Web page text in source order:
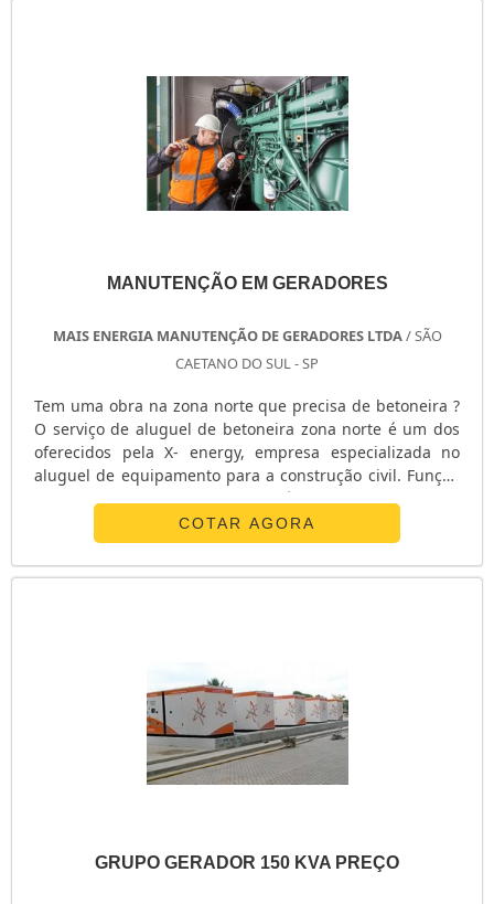
MANUTENÇÃO EM GERADORES
MAIS ENERGIA MANUTENÇÃO DE GERADORES LTDA/ SÃO
CAETANO DO SUL - SP
Tem uma obra na zona norte que precisa de betoneira ?
O serviço de aluguel de betoneira zona norte é um dos
oferecidos pela X- energy, empresa especializada no
aluguel de equipamento para a construção civil. Função
A principal função da betoneira é realizar a mistura de
materiais semelhantes ou diferentes até que os mesmos
tomem uma forma homogênea, onde não é possível
reconhecer as partículas do composto de maneira
COTAR AGORA
GRUPO GERADOR 150 KVA PREÇO